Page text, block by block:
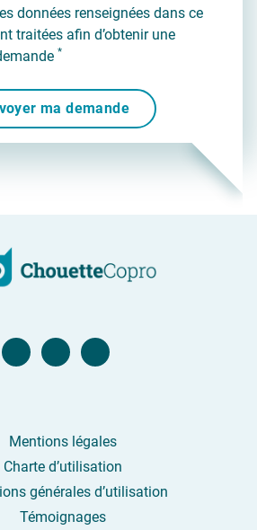
données renseignées dans ce
traitées afin d’obtenir une
*
ma demande
Page Facebook
Compte TwitterCompte Linkedin
Mentions légales
Charte d’utilisation
générales d’utilisation
Témoignages